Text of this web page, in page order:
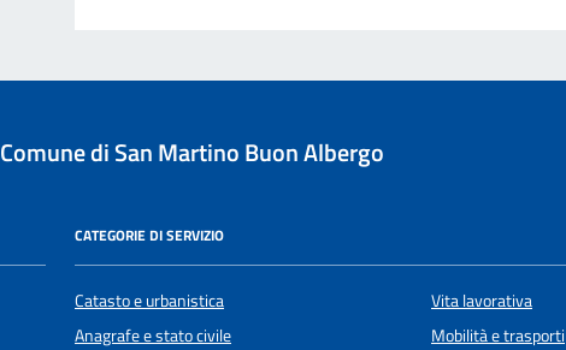
Comune di San Martino Buon Albergo
CATEGORIE DI SERVIZIO
Catasto e urbanistica
Anagrafe e stato civile
Vita lavorativa
Mobilità e trasporti